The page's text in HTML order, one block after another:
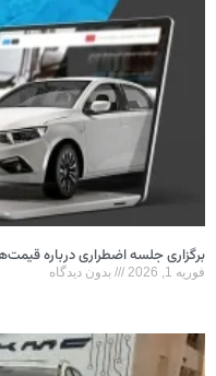
برگزاری جلسه اضطراری درباره
فوریه 1, 2026 بدون دیدگاه